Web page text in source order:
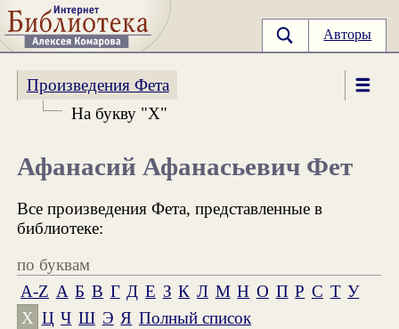
Авторы
Произведения Фета
На букву "Х"
Афанасий Афанасьевич Фет
Все произведения Фета, представленные в
библиотеке:
по буквам
A-Z А Б В Г Д Е З К Л М Н О П Р С Т У
Х Ц Ч Ш Э Я Полный список